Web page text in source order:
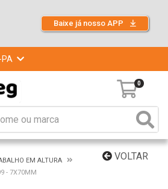
Baixe já nosso APP
0
VOLTAR
EM ALTURA
- 7X70MM